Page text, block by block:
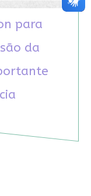
para
da